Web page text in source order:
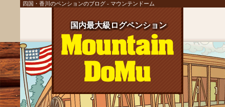
四国・香川のペンションのブログ - マウンテンドーム
国内最大級ログペンション
国内最大級ログペンション
国内最大級ログペンション
国内最大級ログペンション
国内最大級ログペンション
国内最大級ログペンション
国内最大級ログペンション
国内最大級ログペンション
国内最大級ログペンション
国内最大級ログペンション
国内最大級ログペンション
国内最大級ログペンション
国内最大級ログペンション
国内最大級ログペンション
国内最大級ログペンション
国内最大級ログペンション
国内最大級ログペンション
国内最大級ログペンション
国内最大級ログペンション
国内最大級ログペンション
国内最大級ログペンション
国内最大級ログペンション
国内最大級ログペンション
国内最大級ログペンション
国内最大級ログペンション